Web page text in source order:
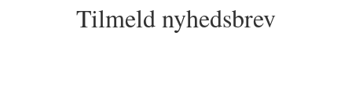
Tilmeld nyhedsbrev